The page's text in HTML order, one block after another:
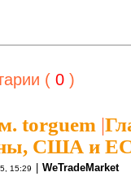
( 0 )
torguem |
США и
15:29 WeTradeMarket